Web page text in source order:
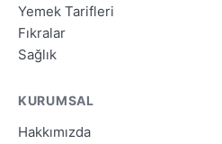
Yemek Tarifleri
Fıkralar
Sağlık
KURUMSAL
Hakkımızda